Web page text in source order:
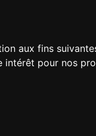
aux fins
intérêt pour nos